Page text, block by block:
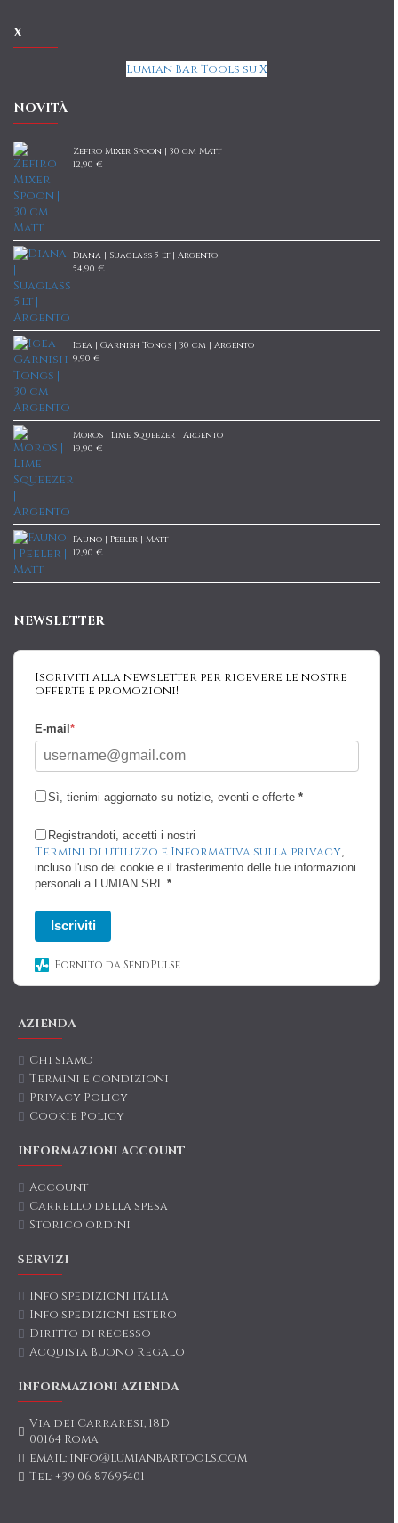
X
Lumian Bar Tools su X
NOVITÀ
Zefiro Mixer Spoon | 30 cm Matt
12,90 €
Diana | Suaglass 5 lt | Argento
54,90 €
Igea | Garnish Tongs | 30 cm | Argento
9,90 €
Moros | Lime Squeezer | Argento
19,90 €
Fauno | Peeler | Matt
12,90 €
NEWSLETTER
Iscriviti alla newsletter per ricevere le nostre
offerte e promozioni!
E-mail *
Sì, tienimi aggiornato su notizie, eventi e offerte *
Registrandoti, accetti i nostri
Termini di utilizzo e Informativa sulla privacy,
incluso l'uso dei cookie e il trasferimento delle tue informazioni
personali a LUMIAN SRL *
Iscriviti
Fornito da SendPulse
AZIENDA
Chi siamo
Termini e condizioni
Privacy Policy
Cookie Policy
INFORMAZIONI ACCOUNT
Account
Carrello della spesa
Storico ordini
SERVIZI
Info spedizioni Italia
Info spedizioni estero
Diritto di recesso
Acquista Buono Regalo
INFORMAZIONI AZIENDA
Via dei Carraresi, 18D
00164 Roma
email: info@lumianbartools.com
Tel: +39 06 87695401